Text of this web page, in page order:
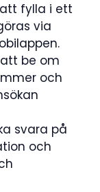
fylla i ett
via
be om
och
svara på
och